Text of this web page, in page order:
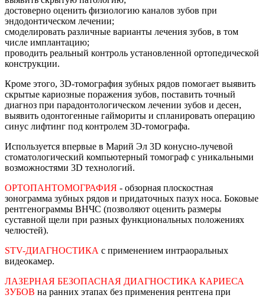
достоверно оценить физиологию каналов зубов при
эндодонтическом лечении;
смоделировать различные варианты лечения зубов, в том
числе имплантацию;
проводить реальный контроль установленной ортопедической
конструкции.
Кроме этого, 3D-томография зубных рядов помогает выявить
скрытые кариозные поражения зубов, поставить точный
диагноз при парадонтологическом лечении зубов и десен,
выявить одонтогенные гаймориты и спланировать операцию
синус лифтинг под контролем 3D-томографа.
Используется впервые в Марий Эл 3D конусно-лучевой
стоматологический компьютерный томограф с уникальными
возможностями 3D технологий.
ОРТОПАНТОМОГРАФИЯ - обзорная плоскостная
зонограмма зубных рядов и придаточных пазух носа. Боковые
рентгенограммы ВНЧС (позволяют оценить размеры
суставной щели при разных функциональных положениях
челюстей).
STV-ДИАГНОСТИКА с применением интраоральных
видеокамер.
ЛАЗЕРНАЯ БЕЗОПАСНАЯ ДИАГНОСТИКА КАРИЕСА
ЗУБОВ на ранних этапах без применения рентгена при